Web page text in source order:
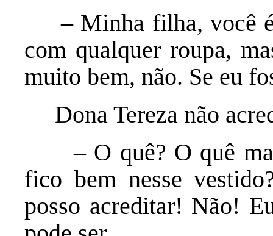
– Minha filha, você é
com qualquer roupa,
muito bem, não. Se eu
Dona Tereza não
– O quê? O quê
fico bem nesse
posso acreditar! Não!